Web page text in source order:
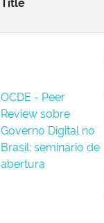
OCDE - Peer
Review sobre
Governo Digital no
Brasil: seminário de
abertura